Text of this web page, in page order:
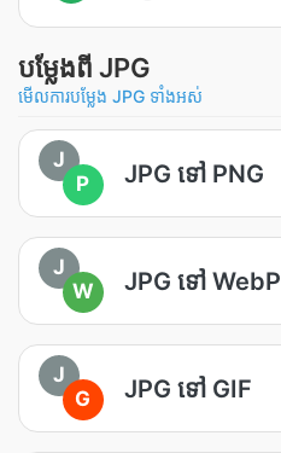
បម្លែងពី JPG
មើលការបម្លែង JPG ទាំងអស់
J
P
JPG ទៅ PNG
J
W
JPG ទៅ WebP
J
G
JPG ទៅ GIF